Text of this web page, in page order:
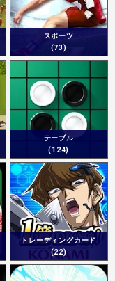
スポーツ
(73)
テーブル
(124)
トレーディングカード
(22)